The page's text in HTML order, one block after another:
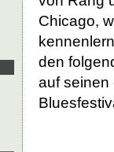
Chicago,
den
auf seinen